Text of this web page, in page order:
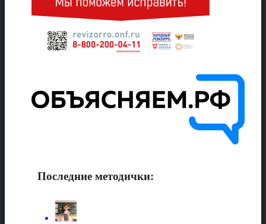
Последние методички: